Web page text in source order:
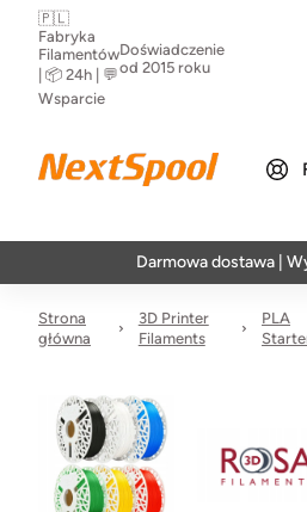
🇵🇱
Fabryka
Filamentów
| 📦 24h | 💬
Wsparcie
Doświadczenie
od 2015 roku
Darmowa dostawa |
Strona
główna
3D Printer
Filaments
PLA